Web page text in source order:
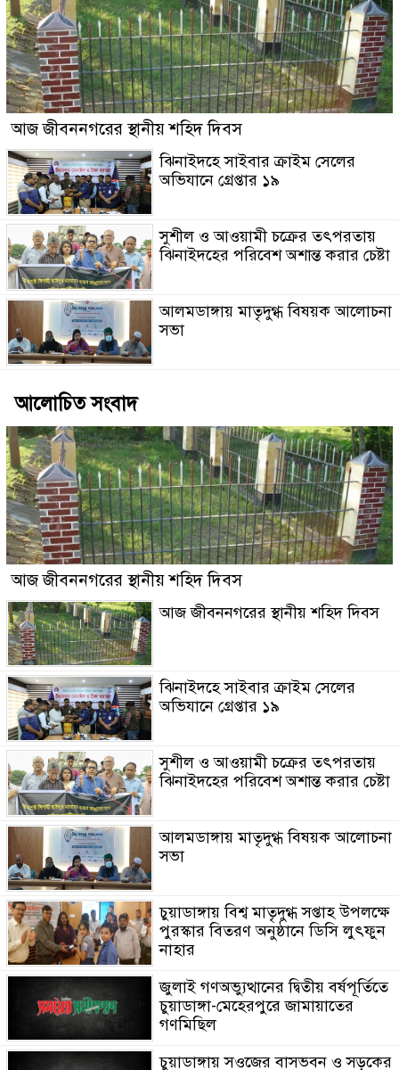
আজ জীবননগরের স্থানীয় শহিদ দিবস
ঝিনাইদহে সাইবার ক্রাইম সেলের
অভিযানে গ্রেপ্তার ১৯
সুশীল ও আওয়ামী চক্রের তৎপরতায়
ঝিনাইদহের পরিবেশ অশান্ত করার চেষ্টা
আলমডাঙ্গায় মাতৃদুগ্ধ বিষয়ক আলোচনা
সভা
আলোচিত সংবাদ
আজ জীবননগরের স্থানীয় শহিদ দিবস
আজ জীবননগরের স্থানীয় শহিদ দিবস
ঝিনাইদহে সাইবার ক্রাইম সেলের
অভিযানে গ্রেপ্তার ১৯
সুশীল ও আওয়ামী চক্রের তৎপরতায়
ঝিনাইদহের পরিবেশ অশান্ত করার চেষ্টা
আলমডাঙ্গায় মাতৃদুগ্ধ বিষয়ক আলোচনা
সভা
চুয়াডাঙ্গায় বিশ্ব মাতৃদুগ্ধ সপ্তাহ উপলক্ষে
পুরস্কার বিতরণ অনুষ্ঠানে ডিসি লুৎফুন
নাহার
জুলাই গণঅভ্যুত্থানের দ্বিতীয় বর্ষপূর্তিতে
চুয়াডাঙ্গা-মেহেরপুরে জামায়াতের
গণমিছিল
চুয়াডাঙ্গায় সওজের বাসভবন ও সড়কের